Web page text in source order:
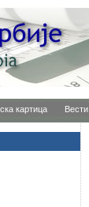
картица Вести